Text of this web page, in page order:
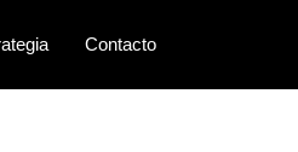
Contacto